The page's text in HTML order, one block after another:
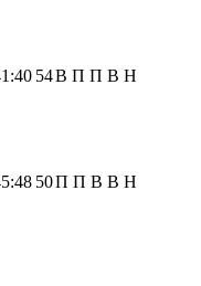
54В П П В Н
50П П В В Н